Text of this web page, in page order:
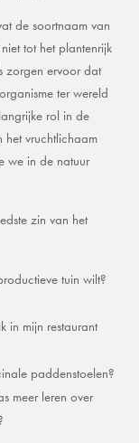
de soortnaam van
tot het plantenrijk
zorgen ervoor dat
ter wereld
rol in de
het vruchtlichaam
we in de natuur
zin van het
tuin wilt?
in mijn restaurant
paddenstoelen?
meer leren over